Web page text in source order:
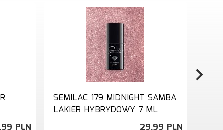
99 PLN
SEMILAC 179 MIDNIGHT SAMBA
LAKIER HYBRYDOWY 7 ML
29,99 PLN